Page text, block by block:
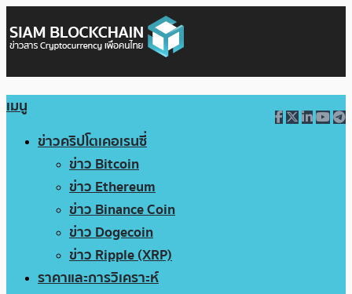
เมนู
ข่าวคริปโตเคอเรนซี่
ข่าว Bitcoin
ข่าว Ethereum
ข่าว Binance Coin
ข่าว Dogecoin
ข่าว Ripple (XRP)
ราคาและการวิเคราะห์